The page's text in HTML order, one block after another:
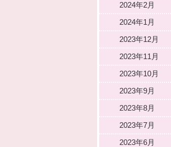
2024年2月
2024年1月
2023年12月
2023年11月
2023年10月
2023年9月
2023年8月
2023年7月
2023年6月